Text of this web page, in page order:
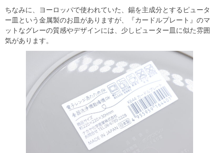
ちなみに、ヨーロッパで使われていた、錫を主成分とするピュータ
ー皿という金属製のお皿がありますが、『カードルプレート』のマ
ットなグレーの質感やデザインには、少しピューター皿に似た雰囲
気があります。